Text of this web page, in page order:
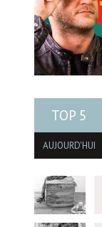
TOP 5
AUJOURD'HUI